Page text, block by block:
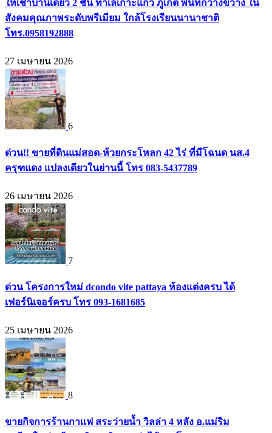
ให้เช่าบ้านเดี่ยว 2 ชั้น ทำเลเกาะแก้ว ภูเก็ต พื้นที่กว้างขวาง ใน
สังคมคุณภาพระดับพรีเมียม ใกล้โรงเรียนนานาชาติ
โทร.0958192888
27 เมษายน 2026
6
ด่วน!! ขายที่ดินแม่สอด-ห้วยกระโหลก 42 ไร่ ที่มีโฉนด นส.4
ครุฑแดง แปลงเดียวในย่านนี้ โทร 083-5437789
26 เมษายน 2026
7
ด่วน โครงการใหม่ dcondo vite pattaya ห้องแต่งครบ ได้
เฟอร์นิเจอร์ครบ โทร 093-1681685
25 เมษายน 2026
8
ขายกิจการร้านกาแฟ สระว่ายน้ำ วิลล่า 4 หลัง อ.แม่ริม